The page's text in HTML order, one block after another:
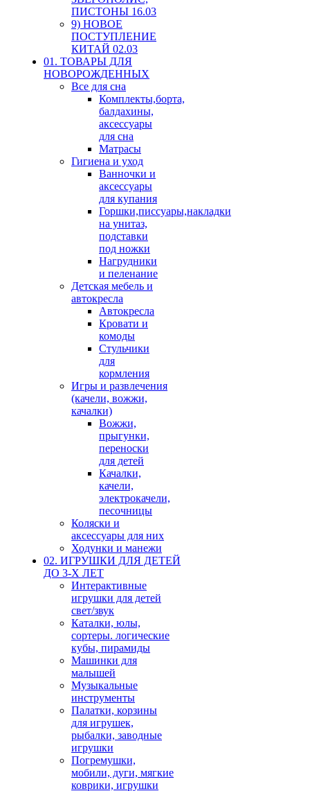
ПИСТОНЫ 16.03
9) НОВОЕ
ПОСТУПЛЕНИЕ
КИТАЙ 02.03
01. ТОВАРЫ ДЛЯ
НОВОРОЖДЕННЫХ
Все для сна
Комплекты,борта,
балдахины,
аксессуары
для сна
Матрасы
Гигиена и уход
Ванночки и
аксессуары
для купания
Горшки,писсуары,накладки
на унитаз,
подставки
под ножки
Нагрудники
и пеленание
Детская мебель и
автокресла
Автокресла
Кровати и
комоды
Стульчики
для
кормления
Игры и развлечения
(качели, вожжи,
качалки)
Вожжи,
прыгунки,
переноски
для детей
Качалки,
качели,
электрокачели,
песочницы
Коляски и
аксессуары для них
Ходунки и манежи
02. ИГРУШКИ ДЛЯ ДЕТЕЙ
ДО 3-Х ЛЕТ
Интерактивные
игрушки для детей
свет/звук
Каталки, юлы,
сортеры. логические
кубы, пирамиды
Машинки для
малышей
Музыкальные
инструменты
Палатки, корзины
для игрушек,
рыбалки, заводные
игрушки
Погремушки,
мобили, дуги, мягкие
коврики, игрушки